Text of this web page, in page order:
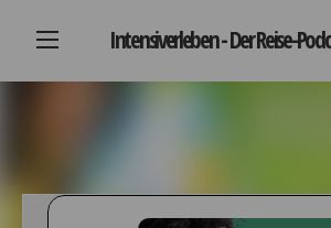
Intensiverleben - Der Reise-